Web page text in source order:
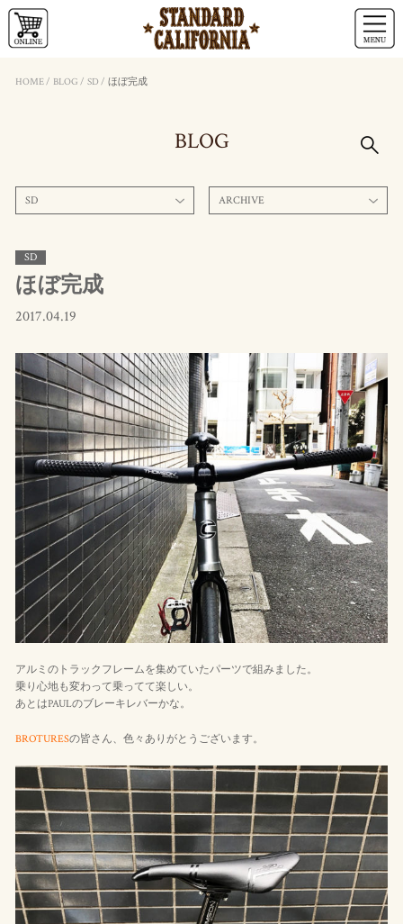
HOME/ BLOG / SD / ほぼ完成
BLOG
SD ARCHIVE
SD
ほぼ完成
2017.04.19
アルミのトラックフレームを集めていたパーツで組みました。
乗り心地も変わって乗ってて楽しい。
あとはPAULのブレーキレバーかな。
BROTURESの皆さん、色々ありがとうございます。